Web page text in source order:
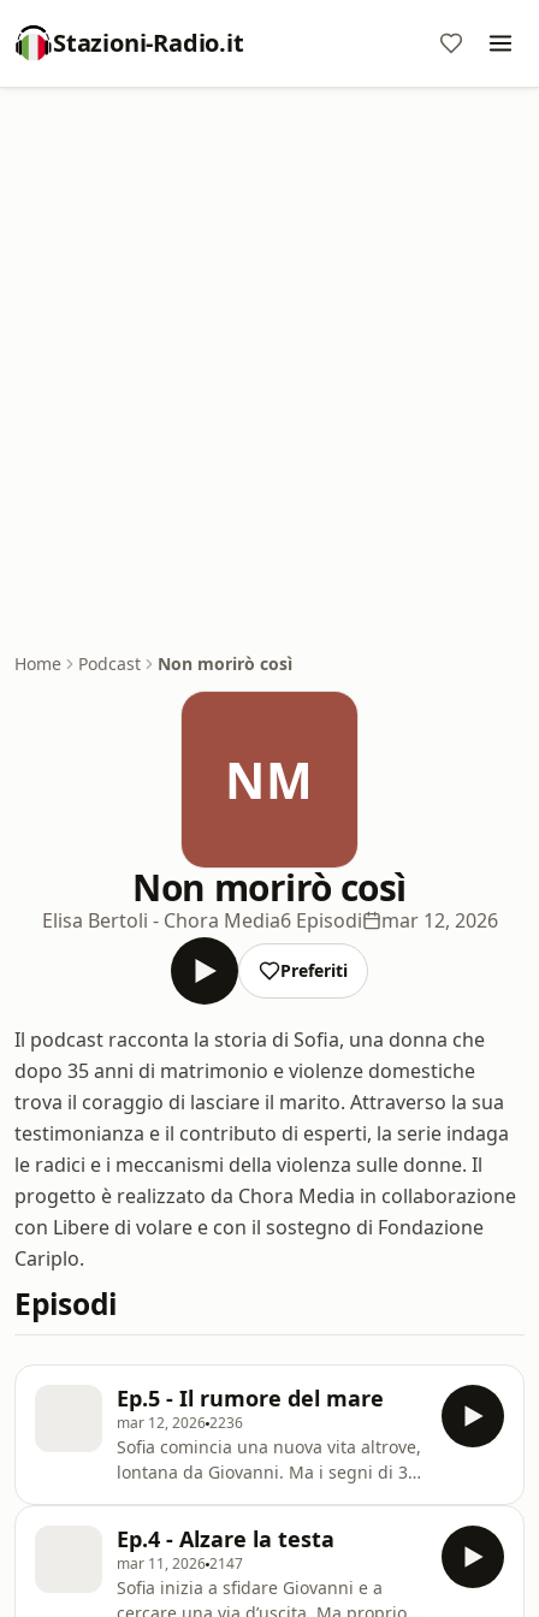
Stazioni-Radio.it
Home Podcast Non morirò così
NM
Non morirò così
Elisa Bertoli - Chora Media6 Episodi mar 12, 2026
Preferiti
Il podcast racconta la storia di Sofia, una donna che
dopo 35 anni di matrimonio e violenze domestiche
trova il coraggio di lasciare il marito. Attraverso la sua
testimonianza e il contributo di esperti, la serie indaga
le radici e i meccanismi della violenza sulle donne. Il
progetto è realizzato da Chora Media in collaborazione
con Libere di volare e con il sostegno di Fondazione
Cariplo.
Episodi
Ep.5 - Il rumore del mare
mar 12, 20262236
Sofia comincia una nuova vita altrove,
lontana da Giovanni. Ma i segni di 35
libera non è facile. Anche perché il
prezzo da pagare è molto alto. In
questo episodio scopriamo le case
Ep.4 - Alzare la testa
mar 11, 20262147
Sofia inizia a sfidare Giovanni e a